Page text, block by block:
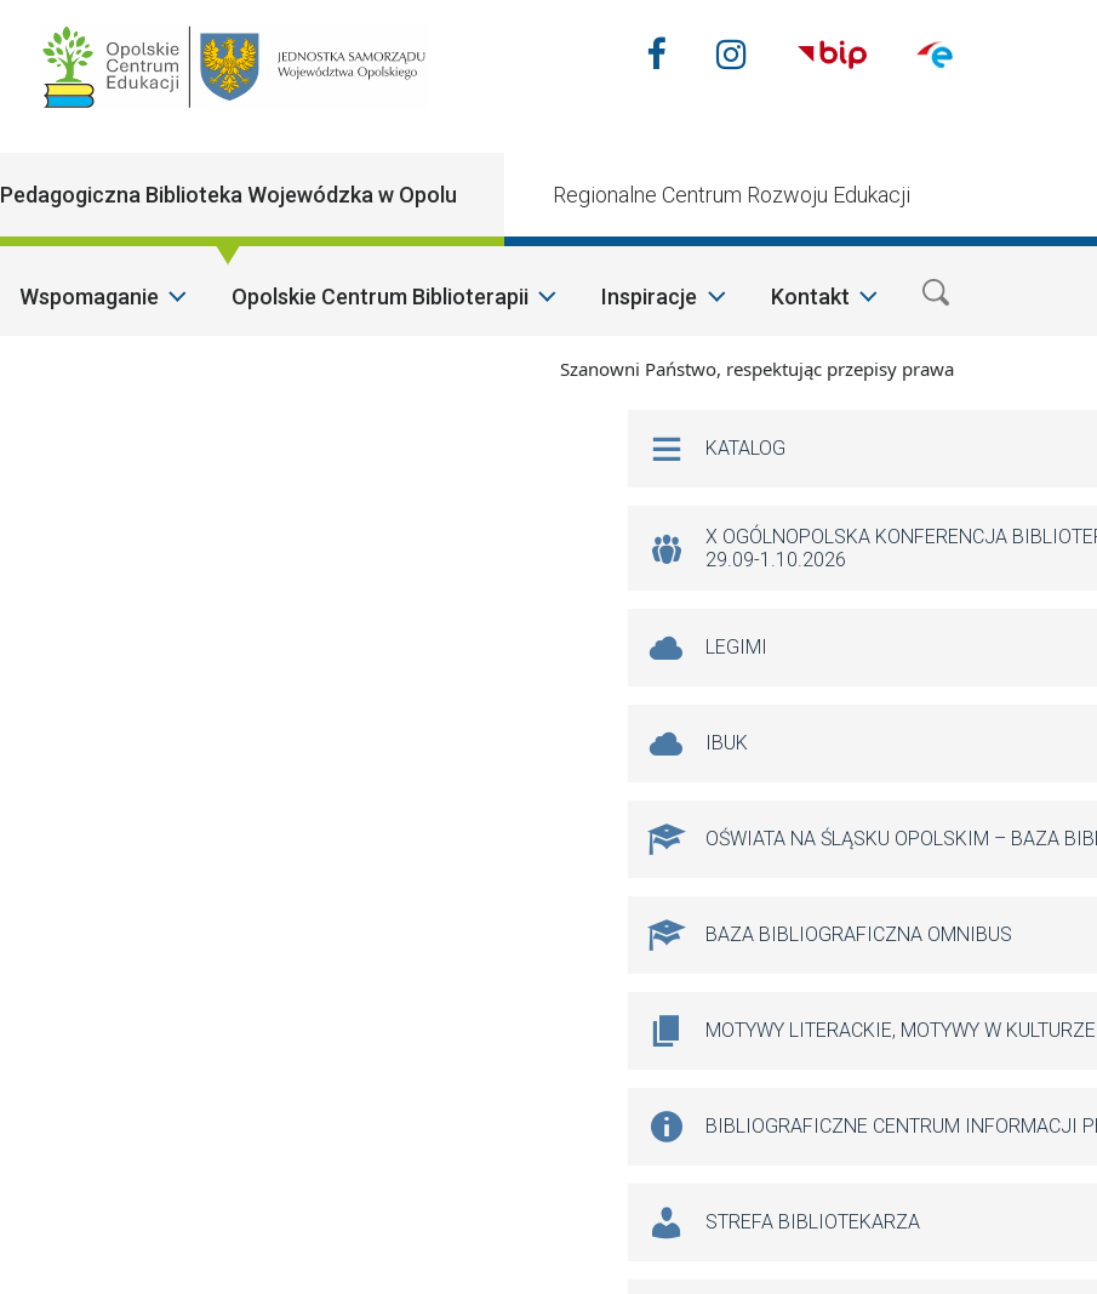
Main Navigation
Nasze media
FacebookInstagram
Pedagogiczna Biblioteka Wojewódzka w Opolu Regionalne Centrum Rozwoju Edukacji
Wspomaganie Opolskie Centrum Biblioterapii Inspiracje Kontakt
Szanowni Państwo, respektując przepisy prawa i mając na
Na skróty
KATALOG
X OGÓLNOPOLSKA KONFERENCJA
29.09-1.10.2026
LEGIMI
IBUK
OŚWIATA NA ŚLĄSKU OPOLSKIM – BAZA
BAZA BIBLIOGRAFICZNA OMNIBUS
MOTYWY LITERACKIE, MOTYWY W KULTURZE
BIBLIOGRAFICZNE CENTRUM INFORMACJI
STREFA BIBLIOTEKARZA